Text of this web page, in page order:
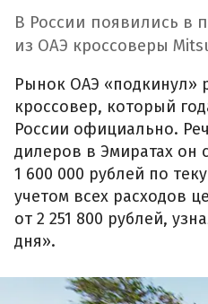
В России появились в
из ОАЭ кроссоверы
Рынок ОАЭ «подкинул»
кроссовер, который
России официально.
дилеров в Эмиратах он
1 600 000 рублей по
учетом всех расходов
от 2 251 800 рублей,
дня».